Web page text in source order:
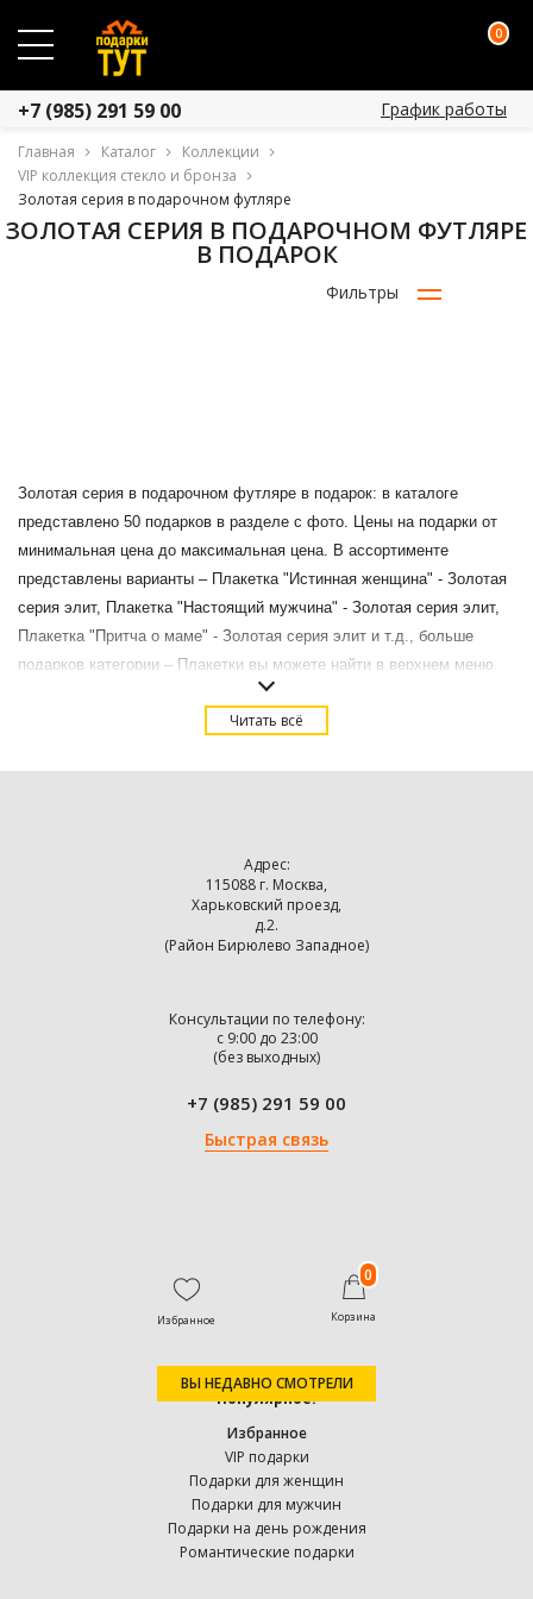
0
+7 (985) 291 59 00 График работы
Главная Каталог
Коллекции
VIP коллекция стекло и бронза
Золотая серия в подарочном футляре
ЗОЛОТАЯ СЕРИЯ В ПОДАРОЧНОМ ФУТЛЯРЕ
В ПОДАРОК
Фильтры
Золотая серия в подарочном футляре в подарок: в каталоге
представлено 50 подарков в разделе с фото. Цены на подарки от
минимальная цена до максимальная цена. В ассортименте
представлены варианты – Плакетка "Истинная женщина" - Золотая
серия элит, Плакетка "Настоящий мужчина" - Золотая серия элит,
Плакетка "Притча о маме" - Золотая серия элит и т.д., больше
подарков категории – Плакетки вы можете найти в верхнем меню.
Купить Золотая серия в подарочном футляре в подарок в Москве с
Читать всё
Адрес:
115088 г. Москва,
Харьковский проезд,
д.2.
(Район Бирюлево Западное)
Консультации по телефону:
с 9:00 до 23:00
(без выходных)
+7 (985) 291 59 00
Быстрая связь
Популярное:
Избранное
VIP подарки
Подарки для женщин
Подарки для мужчин
Подарки на день рождения
Романтические подарки
Избранное
0
Корзина
ВЫ НЕДАВНО СМОТРЕЛИ